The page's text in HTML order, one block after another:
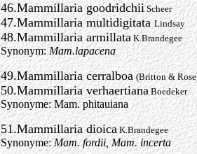
46.Mammillaria goodridchiiScheer
47.Mammillaria multidigitataLindsay
48.Mammillaria armillataK.Brandegee
Synonym:Mam.lapacena
49.Mammillaria cerralboa (Britton &
50.Mammillaria verhaertianaBoedeker
Synonyme: Mam. phitauiana
51.Mammillaria dioicaK.Brandegee
Synonyme:Mam. fordii, Mam. incerta